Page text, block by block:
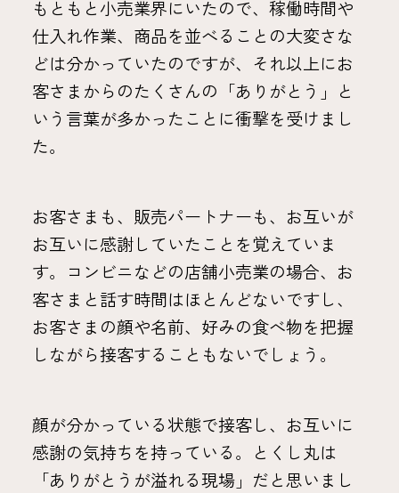
もともと小売業界にいたので、稼働時間や
仕入れ作業、商品を並べることの大変さな
どは分かっていたのですが、それ以上にお
客さまからのたくさんの「ありがとう」と
いう言葉が多かったことに衝撃を受けまし
た。
お客さまも、販売パートナーも、お互いが
お互いに感謝していたことを覚えていま
す。コンビニなどの店舗小売業の場合、お
客さまと話す時間はほとんどないですし、
お客さまの顔や名前、好みの食べ物を把握
しながら接客することもないでしょう。
顔が分かっている状態で接客し、お互いに
感謝の気持ちを持っている。とくし丸は
「ありがとうが溢れる現場」だと思いまし